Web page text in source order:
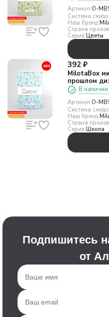
Артикул:O-
Система
Наш бренд:
Страна
Серия:Цветы
392 ₽
MilotaBox
прошлом
В
Артикул:O-
Система
Наш бренд:
Страна
Серия:Школа
Подпишитесь
от